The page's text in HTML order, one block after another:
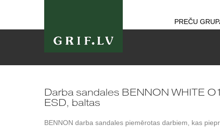
PREČU
Darba sandales BENNON WHITE
ESD, baltas
BENNON darba sandales piemērotas darbiem, kas